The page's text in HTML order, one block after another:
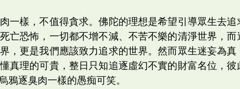
一樣，不值得貪求。佛陀的理想是希望引導眾生去追
亡恐怖，一切都不增不減、不苦不樂的清淨世界，而
，更是我們應該致力追求的世界。然而眾生迷妄為真
真理的可貴，整日只知追逐虛幻不實的財富名位，彼
鴉逐臭肉一樣的愚痴可笑。